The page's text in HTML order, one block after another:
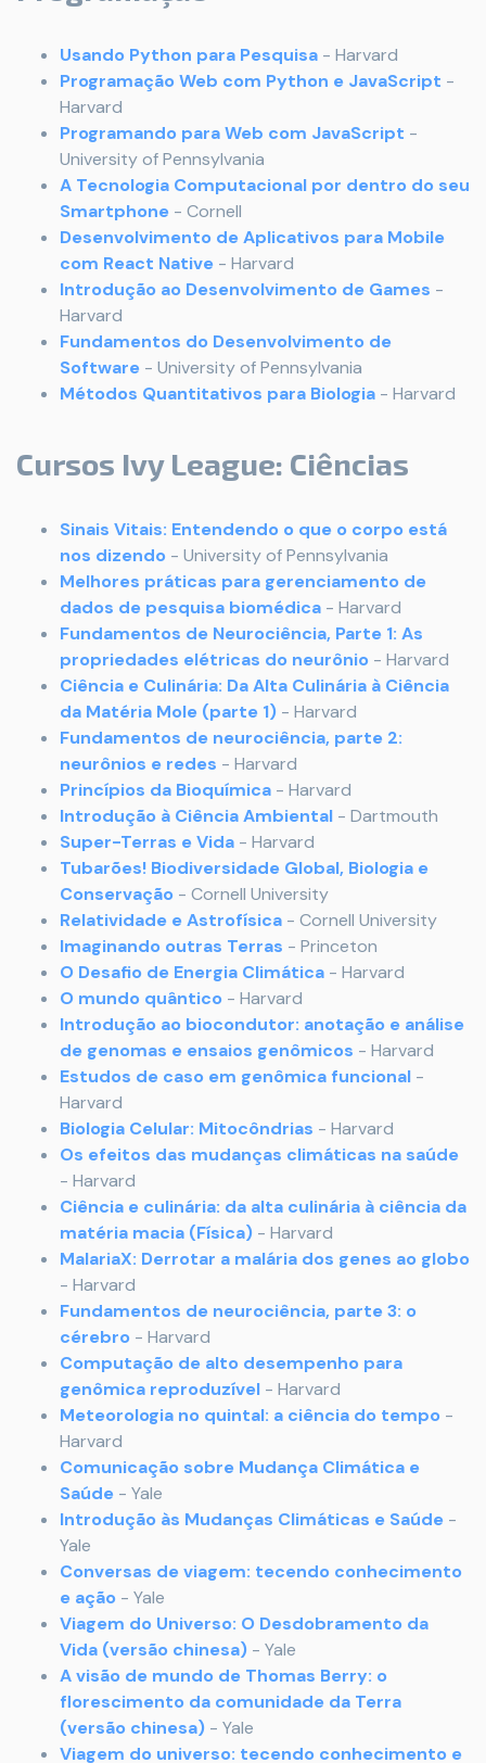
Usando Python para Pesquisa - Harvard
Programação Web com Python e JavaScript -
Harvard
Programando para Web com JavaScript -
University of Pennsylvania
A Tecnologia Computacional por dentro do seu
Smartphone - Cornell
Desenvolvimento de Aplicativos para Mobile
com React Native - Harvard
Introdução ao Desenvolvimento de Games -
Harvard
Fundamentos do Desenvolvimento de
Software - University of Pennsylvania
Métodos Quantitativos para Biologia - Harvard
Cursos Ivy League: Ciências
Sinais Vitais: Entendendo o que o corpo está
nos dizendo - University of Pennsylvania
Melhores práticas para gerenciamento de
dados de pesquisa biomédica - Harvard
Fundamentos de Neurociência, Parte 1: As
propriedades elétricas do neurônio - Harvard
Ciência e Culinária: Da Alta Culinária à Ciência
da Matéria Mole (parte 1) - Harvard
Fundamentos de neurociência, parte 2:
neurônios e redes - Harvard
Princípios da Bioquímica - Harvard
Introdução à Ciência Ambiental - Dartmouth
Super-Terras e Vida - Harvard
Tubarões! Biodiversidade Global, Biologia e
Conservação - Cornell University
Relatividade e Astrofísica - Cornell University
Imaginando outras Terras - Princeton
O Desafio de Energia Climática - Harvard
O mundo quântico - Harvard
Introdução ao biocondutor: anotação e análise
de genomas e ensaios genômicos - Harvard
Estudos de caso em genômica funcional -
Harvard
Biologia Celular: Mitocôndrias - Harvard
Os efeitos das mudanças climáticas na saúde
- Harvard
Ciência e culinária: da alta culinária à ciência da
matéria macia (Física) - Harvard
MalariaX: Derrotar a malária dos genes ao globo
- Harvard
Fundamentos de neurociência, parte 3: o
cérebro - Harvard
Computação de alto desempenho para
genômica reproduzível - Harvard
Meteorologia no quintal: a ciência do tempo -
Harvard
Comunicação sobre Mudança Climática e
Saúde - Yale
Introdução às Mudanças Climáticas e Saúde -
Yale
Conversas de viagem: tecendo conhecimento
e ação - Yale
Viagem do Universo: O Desdobramento da
Vida (versão chinesa) - Yale
A visão de mundo de Thomas Berry: o
florescimento da comunidade da Terra
(versão chinesa) - Yale
Viagem do universo: tecendo conhecimento e